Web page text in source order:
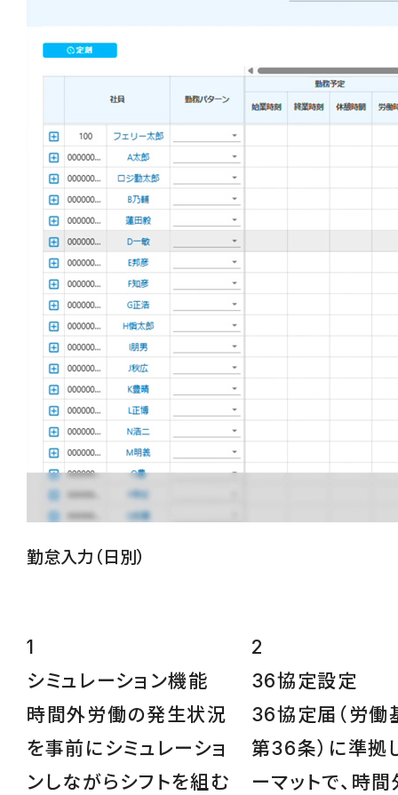
勤怠入力（日別）
1
シミュレーション機能
時間外労働の発生状況
を事前にシミュレーショ
ンしながらシフトを組む
2
36協定設定
36協定届（労働
第36条）に準拠
ーマットで、時